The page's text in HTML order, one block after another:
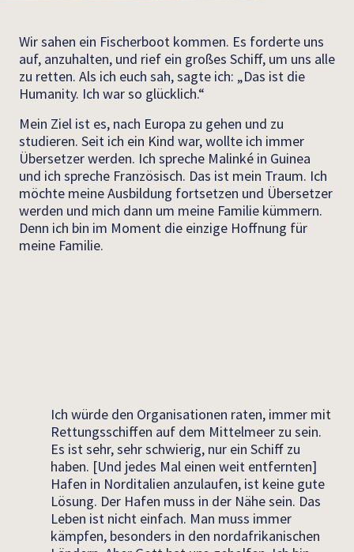
Wir sahen ein Fischerboot kommen. Es forderte uns
auf, anzuhalten, und rief ein großes Schiff, um uns alle
zu retten. Als ich euch sah, sagte ich: „Das ist die
Humanity. Ich war so glücklich.“
Mein Ziel ist es, nach Europa zu gehen und zu
studieren. Seit ich ein Kind war, wollte ich immer
Übersetzer werden. Ich spreche Malinké in Guinea
und ich spreche Französisch. Das ist mein Traum. Ich
möchte meine Ausbildung fortsetzen und Übersetzer
werden und mich dann um meine Familie kümmern.
Denn ich bin im Moment die einzige Hoffnung für
meine Familie.
Ich würde den Organisationen raten, immer mit
Rettungsschiffen auf dem Mittelmeer zu sein.
Es ist sehr, sehr schwierig, nur ein Schiff zu
haben. [Und jedes Mal einen weit entfernten]
Hafen in Norditalien anzulaufen, ist keine gute
Lösung. Der Hafen muss in der Nähe sein. Das
Leben ist nicht einfach. Man muss immer
kämpfen, besonders in den nordafrikanischen